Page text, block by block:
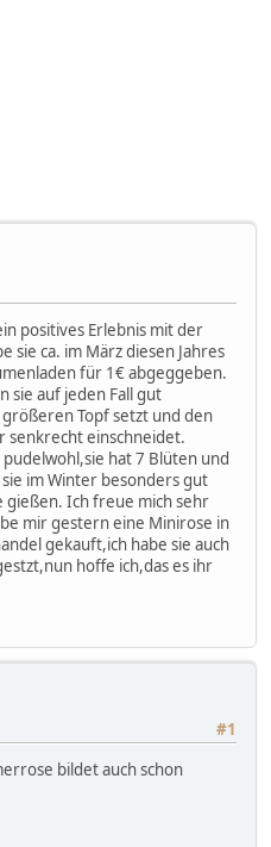
positives Erlebnis mit der
sie ca. im März diesen Jahres
für 1€ abgeggeben.
sie auf jeden Fall gut
Topf setzt und den
senkrecht einschneidet.
hat 7 Blüten und
im Winter besonders gut
gießen. Ich freue mich sehr
mir gestern eine Minirose in
gekauft,ich habe sie auch
hoffe ich,das es ihr
#1
bildet auch schon